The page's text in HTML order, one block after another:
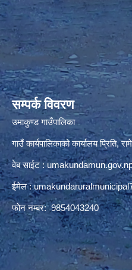
premium bootstrap themes
सम्पर्क विवरण
उमाकुण्ड गाउँपालिका
गाउँ कार्यपालिकाको कार्यालय प्रिति,
वेब साईट :
ईमेल :
फोन नम्बर: 9854043240